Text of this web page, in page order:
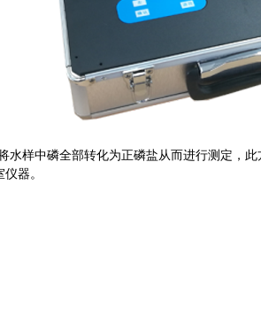
样中磷全部转化为正磷盐从而进行测定，
器。